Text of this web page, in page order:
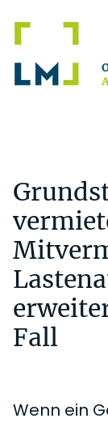
Inhalt
Seitenspalte
Fußzeile
Fall
Wenn ein